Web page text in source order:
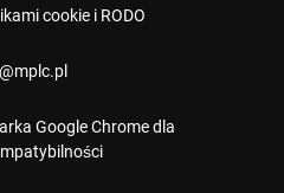
cookie i RODO
Google Chrome dla